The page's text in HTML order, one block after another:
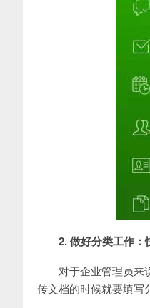
2. 做好分类工作：
对于企业管理员来
传文档的时候就要填写